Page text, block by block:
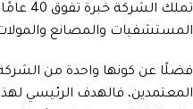
تملك
المستشفيات والمصانع والمولات
فضلًا عن كونها واحدة من
المعتمدين، فالهدف الرئيسي